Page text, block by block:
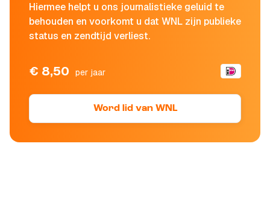
Hiermee helpt u ons journalistieke geluid te
behouden en voorkomt u dat WNL zijn publieke
status en zendtijd verliest.
€ 8,50 per jaar
Word lid van WNL